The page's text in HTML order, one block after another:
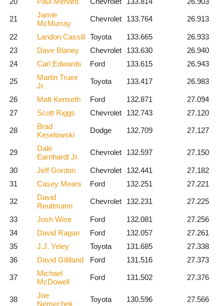
21
Jamie
McMurray
Chevrolet 133.764 26.913
22 Landon Cassill Toyota 133.665
26.933
23
Dave Blaney Chevrolet 133.630
26.940
24
Carl Edwards Ford 133.615 26.943
25
Martin Truex
Jr.
Toyota 133.417 26.983
26 Matt Kenseth Ford 132.871
27.094
27
Scott Riggs Chevrolet 132.743 27.120
28
Brad
Keselowski
Dodge 132.709 27.127
29
Dale
Earnhardt Jr.
Chevrolet 132.597 27.150
30 Jeff Gordon Chevrolet 132.441
27.182
31
Casey Mears Ford 132.251 27.221
32
David
Reutimann
Chevrolet 132.231 27.225
33 Josh Wise Ford 132.081
27.256
34
David Ragan Ford 132.057
27.261
35
J.J. Yeley Toyota 131.685
27.338
36
David Gilliland Ford 131.516 27.373
37
Michael
McDowell
Ford 131.502 27.376
38
Joe
Nemechek
Toyota 130.596 27.566